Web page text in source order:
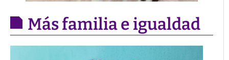
Más familia e igualdad